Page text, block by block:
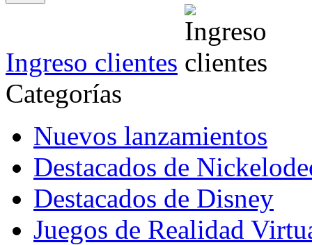
Ingreso clientes
Categorías
Nuevos lanzamientos
Destacados de
Destacados de Disney
Juegos de Realidad